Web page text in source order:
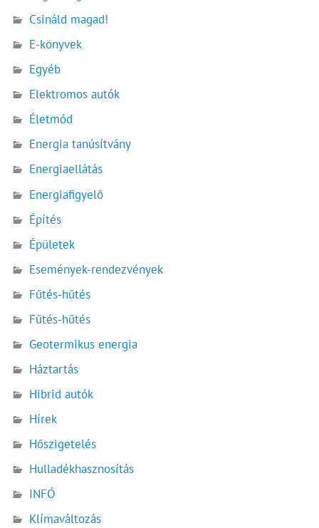
Csináld magad!
E-könyvek
Egyéb
Elektromos autók
Életmód
Energia tanúsítvány
Energiaellátás
Energiafigyelő
Építés
Épületek
Események-rendezvények
Fűtés-hűtés
Fűtés-hűtés
Geotermikus energia
Háztartás
Hibrid autók
Hírek
Hőszigetelés
Hulladékhasznosítás
INFÓ
Klímaváltozás